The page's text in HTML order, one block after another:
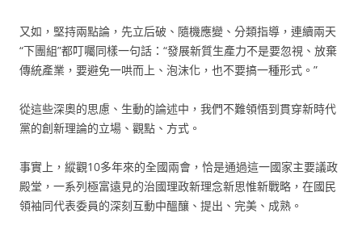
又如，堅持兩點論，先立后破、隨機應變、分類指導，連續兩天
“下團組”都叮囑同樣一句話：“發展新質生產力不是要忽視、放棄
傳統產業，要避免一哄而上、泡沫化，也不要搞一種形式。”
從這些深奧的思慮、生動的論述中，我們不難領悟到貫穿新時代
黨的創新理論的立場、觀點、方式。
事實上，縱觀10多年來的全國兩會，恰是通過這一國家主要議政
殿堂，一系列極富遠見的治國理政新理念新思惟新戰略，在國民
領袖同代表委員的深刻互動中醞釀、提出、完美、成熟。